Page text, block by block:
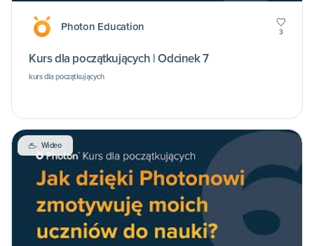
Photon Education 3
Kurs dla początkujących | Odcinek 7
kurs dla początkujących
Wideo